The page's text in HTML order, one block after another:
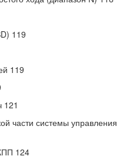
119
119
121
части системы управления
124